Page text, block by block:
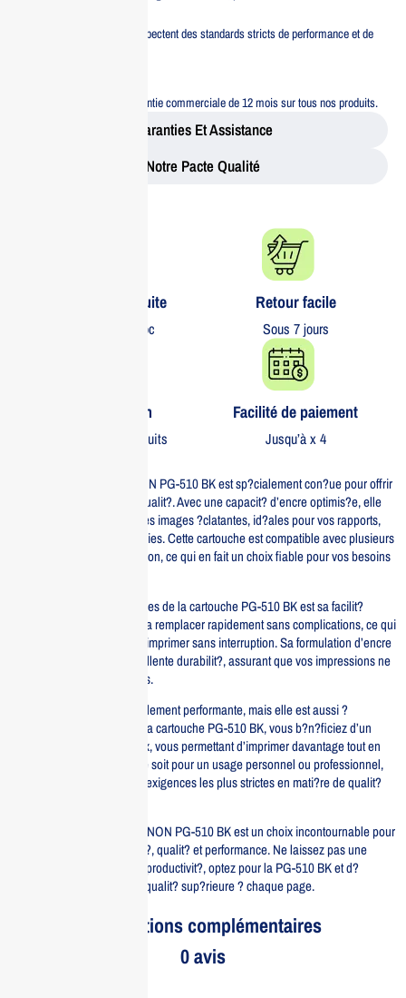
Tous nos produits respectent des standards stricts de performance et de
Bénéficiez d’une garantie commerciale de 12 mois sur tous nos produits.
Garanties Et Assistance
Notre Pacte Qualité
Livraison gratuite​
partout au Maroc
Retour facile​
Sous 7 jours
Garantie 1 an
Sur tous nos produits
Facilité de paiement
Jusqu’à x 4
La cartouche d’encre CANON PG-510 BK est sp?cialement con?ue pour offrir
des impressions de haute qualit?. Avec une capacit? d’encre optimis?e, elle
garantit des textes nets et des images ?clatantes, id?ales pour vos rapports,
pr?sentations et photographies. Cette cartouche est compatible avec plusieurs
mod?les d’imprimantes Canon, ce qui en fait un choix fiable pour vos besoins
L’un des principaux avantages de la cartouche PG-510 BK est sa facilit?
d’installation. Vous pouvez la remplacer rapidement sans complications, ce qui
vous permet de continuer ? imprimer sans interruption. Sa formulation d’encre
permet ?galement une excellente durabilit?, assurant que vos impressions ne
se fanent pas au fil du temps.
Cette cartouche est non seulement performante, mais elle est aussi ?
conomique. En choisissant la cartouche PG-510 BK, vous b?n?ficiez d’un
excellent rapport qualit?-prix, vous permettant d’imprimer davantage tout en
contr?lant vos co?ts. Que ce soit pour un usage personnel ou professionnel,
cette cartouche r?pond aux exigences les plus strictes en mati?re de qualit?
En r?sum?, la cartouche CANON PG-510 BK est un choix incontournable pour
ceux qui recherchent fiabilit?, qualit? et performance. Ne laissez pas une
cartouche vide freiner votre productivit?, optez pour la PG-510 BK et d?
couvrez une impression de qualit? sup?rieure ? chaque page.
Informations complémentaires
0 avis